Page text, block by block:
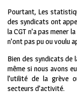
Pourtant, Les
des syndicats ont
la CGT n’a pas mener
n’ont pas pu ou voulu
Bien des syndicats de
même si nous avons
l’utilité de la grève
secteurs d’activité.